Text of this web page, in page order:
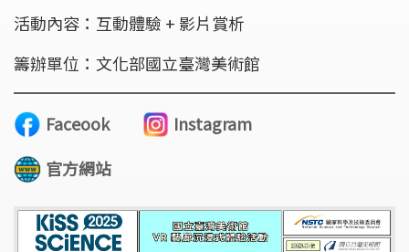
活動內容：互動體驗 + 影片賞析
籌辦單位：文化部國立臺灣美術館
Faceook
Instagram
官方網站